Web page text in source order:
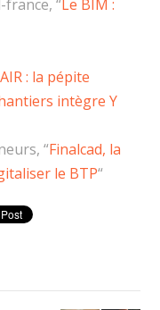
“Le BIM :
: la pépite
intègre Y
“Finalcad, la
le BTP“